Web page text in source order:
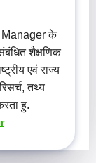
Manager के
शैक्षणिक
एवं राज्य
तथ्य
हु.